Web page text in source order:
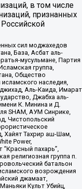
в том числе
признанных
сил моджахедов
База, Асбат аль-
мусульмане, Партия
группа,
Общество
наследия,
Аль-Каида, Имарат
Джабха аль-
К. Минина и Д.
SHAM, АУМ Синрике,
Чистопольский
Хайят Тахрир аш-Шам,
Power,
пахарь”,
религиозная группа п.
батальон
возрождения
джамаат,
Культ Убийц,